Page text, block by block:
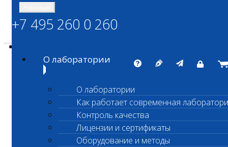
ШАНС БИО
Независимая ветеринарная лаборатория
+7 495 260 0 260
О лаборатории
О лаборатории
Как работает современная
Контроль качества
Лицензии и сертификаты
Оборудование и методы